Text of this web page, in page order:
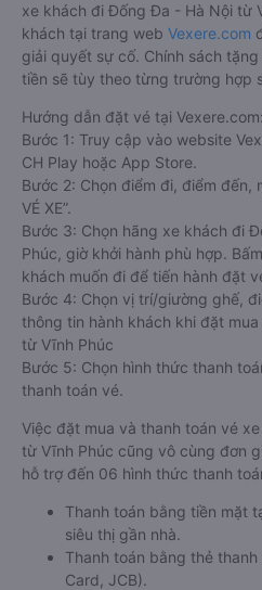
xe khách đi Đống Đa - Hà Nội từ
khách tại trang web Vexere.com
giải quyết sự cố. Chính sách
tiền sẽ tùy theo từng trường hợp
Hướng dẫn đặt vé tại Vexere.com:
Bước 1: Truy cập vào website
CH Play hoặc App Store.
Bước 2: Chọn điểm đi, điểm đến,
VÉ XE”.
Bước 3: Chọn hãng xe khách đi
Phúc, giờ khởi hành phù hợp.
khách muốn đi để tiến hành đặt
Bước 4: Chọn vị trí/giường ghế,
thông tin hành khách khi đặt
từ Vĩnh Phúc
Bước 5: Chọn hình thức thanh
thanh toán vé.
Việc đặt mua và thanh toán vé
từ Vĩnh Phúc cũng vô cùng đơn
hỗ trợ đến 06 hình thức thanh
Thanh toán bằng tiền mặt
siêu thị gần nhà.
Thanh toán bằng thẻ
Card, JCB).